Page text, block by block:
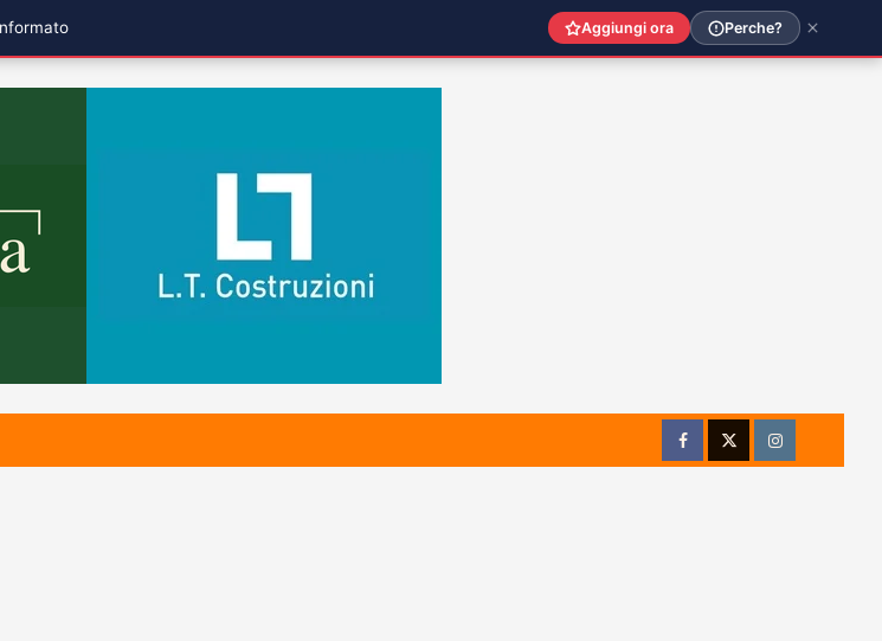
FacebookTwitterInstagram
Aggiungi ora Perche?